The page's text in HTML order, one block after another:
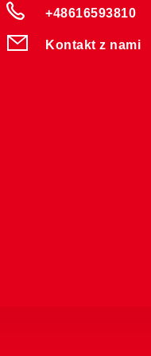
+48616593810
Kontakt z nami